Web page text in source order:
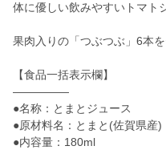
体に優しい飲みやすいトマト
果肉入りの「つぶつぶ」6本
【食品一括表示欄】
—————
●名称：とまとジュース
●原材料名：とまと(佐賀県産)
●内容量：180ml